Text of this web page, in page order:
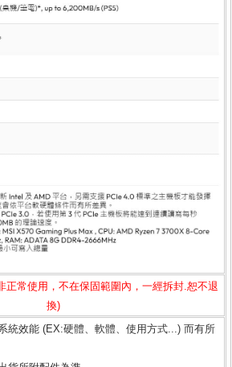
正常使用，不在保固範圍內，一經拆封.恕不退
換)
統效能 (EX:硬體、軟體、使用方式...) 而有所